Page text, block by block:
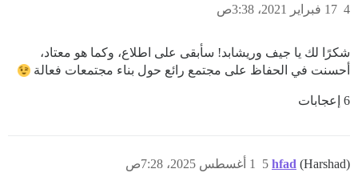
17 فبراير 2021، 3:38ص 4
شكرًا لك يا جيف وريشابد! سأبقى على اطلاع، وكما هو معتاد،
أحسنت في الحفاظ على مجتمع رائع حول بناء مجتمعات فعالة
6 إعجابات
hfad (Harshad) 1 أغسطس 2025، 7:28ص 5